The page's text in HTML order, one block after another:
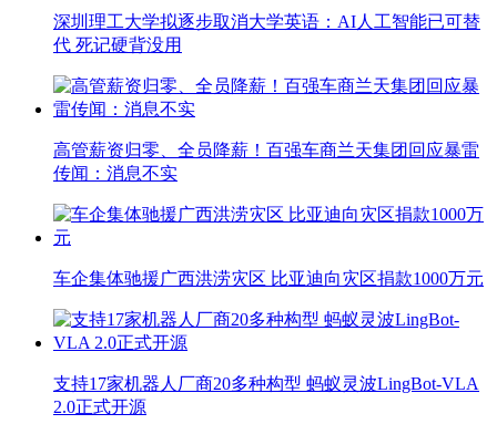
深圳理工大学拟逐步取消大学英语：AI人工智能已可替
代 死记硬背没用
高管薪资归零、全员降薪！百强车商兰天集团回应暴雷
传闻：消息不实
车企集体驰援广西洪涝灾区 比亚迪向灾区捐款1000万元
支持17家机器人厂商20多种构型 蚂蚁灵波LingBot-VLA
2.0正式开源